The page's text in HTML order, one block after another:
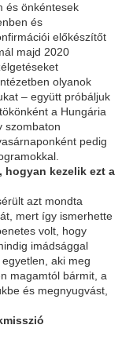
és önkéntesek
és
előkészítőt
majd 2020
olyanok
– együtt próbáljuk
a Hungária
szombaton
pedig
hogyan kezelik ezt a
azt mondta
mert így ismerhette
volt, hogy
imádsággal
aki meg
magamtól bármit, a
és megnyugvást,